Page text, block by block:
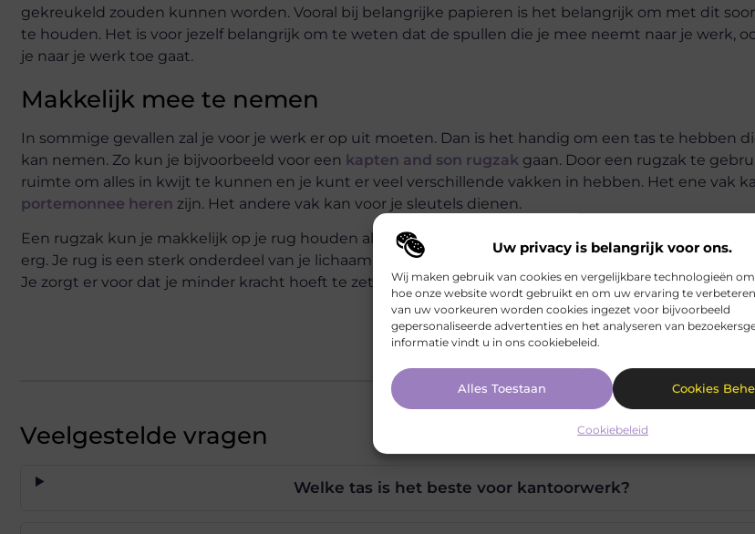
Uw privacy is belangrijk voor ons.
Wij maken gebruik van cookies en vergelijkbare technologieën
hoe onze website wordt gebruikt en om uw ervaring te
van uw voorkeuren worden cookies ingezet voor bijvoorbeeld
gepersonaliseerde advertenties en het analyseren van
informatie vindt u in ons cookiebeleid.
Alles Toestaan Cookies
Cookiebeleid
gekreukeld zouden kunnen worden. Vooral bij belangrijke papieren is het belangrijk om met dit
te houden. Het is voor jezelf belangrijk om te weten dat de spullen die je mee neemt naar je werk,
je naar je werk toe gaat.
Makkelijk mee te nemen
In sommige gevallen zal je voor je werk er op uit moeten. Dan is het handig om een tas te hebben
kan nemen. Zo kun je bijvoorbeeld voor een kapten and son rugzak gaan. Door een rugzak te
ruimte om alles in kwijt te kunnen en je kunt er veel verschillende vakken in hebben. Het ene vak
portemonnee heren zijn. Het andere vak kan voor je sleutels dienen.
Een rugzak kun je makkelijk op je rug houden als je ergens naar toe moet. Daarnaast is het gewicht
erg. Je rug is een sterk onderdeel van je lichaam, waardoor het makkelijker het gewicht van een tas
Je zorgt er voor dat je minder kracht hoeft te zetten en je makkelijker vooruit kan bewegen.
Veelgestelde vragen
Welke tas is het beste voor kantoorwerk?